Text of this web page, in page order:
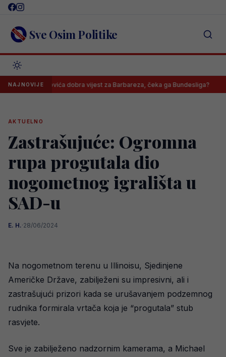
Skip
content Sve Osim Politike
NAJNOVIJE
Tahirovića dobra vijest za Barbareza, čeka ga Bundesliga?
AKTUELNO
Zastrašujuće: Ogromna
rupa progutala dio
nogometnog igrališta u
SAD-u
E. H.·28/06/2024
Na nogometnom terenu u Illinoisu, Sjedinjene
Američke Države, zabilježeni su impresivni, ali i
zastrašujući prizori kada se urušavanjem podzemnog
rudnika formirala vrtača koja je “progutala” stub
rasvjete.
Sve je zabilježeno nadzornim kamerama, a Michael